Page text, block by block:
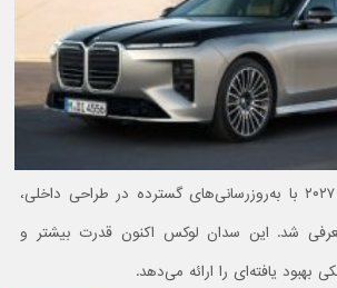
بی ام و سری ۷ مدل ۲۰۲۷ با به‌روزرسانی‌های گسترده در طراحی داخلی،
شد. این سدان لوکس اکنون قدرت بیشتر و
بهبود یافته‌ای را ارائه می‌دهد.